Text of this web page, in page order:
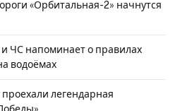
«Орбитальная-2» начнутся
ЧС напоминает о правилах
водоёмах
легендарная